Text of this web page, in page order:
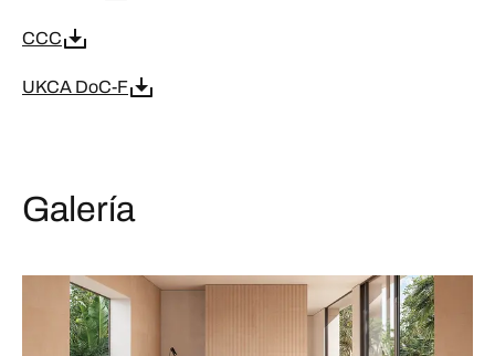
CCC
UKCA DoC-F
Galería